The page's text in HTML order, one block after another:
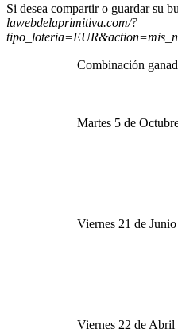
Si desea compartir o guardar su
lawebdelaprimitiva.com/?
Combinación
Martes 5 de
Viernes 21 de
Viernes 22 de Abril